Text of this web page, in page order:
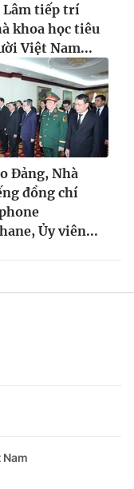
Lâm tiếp trí
khoa học tiêu
Việt Nam...
Đảng, Nhà
đồng chí
Ủy viên...